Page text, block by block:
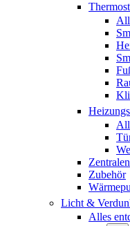
Zentralen
Zubehör
Licht &
Alles